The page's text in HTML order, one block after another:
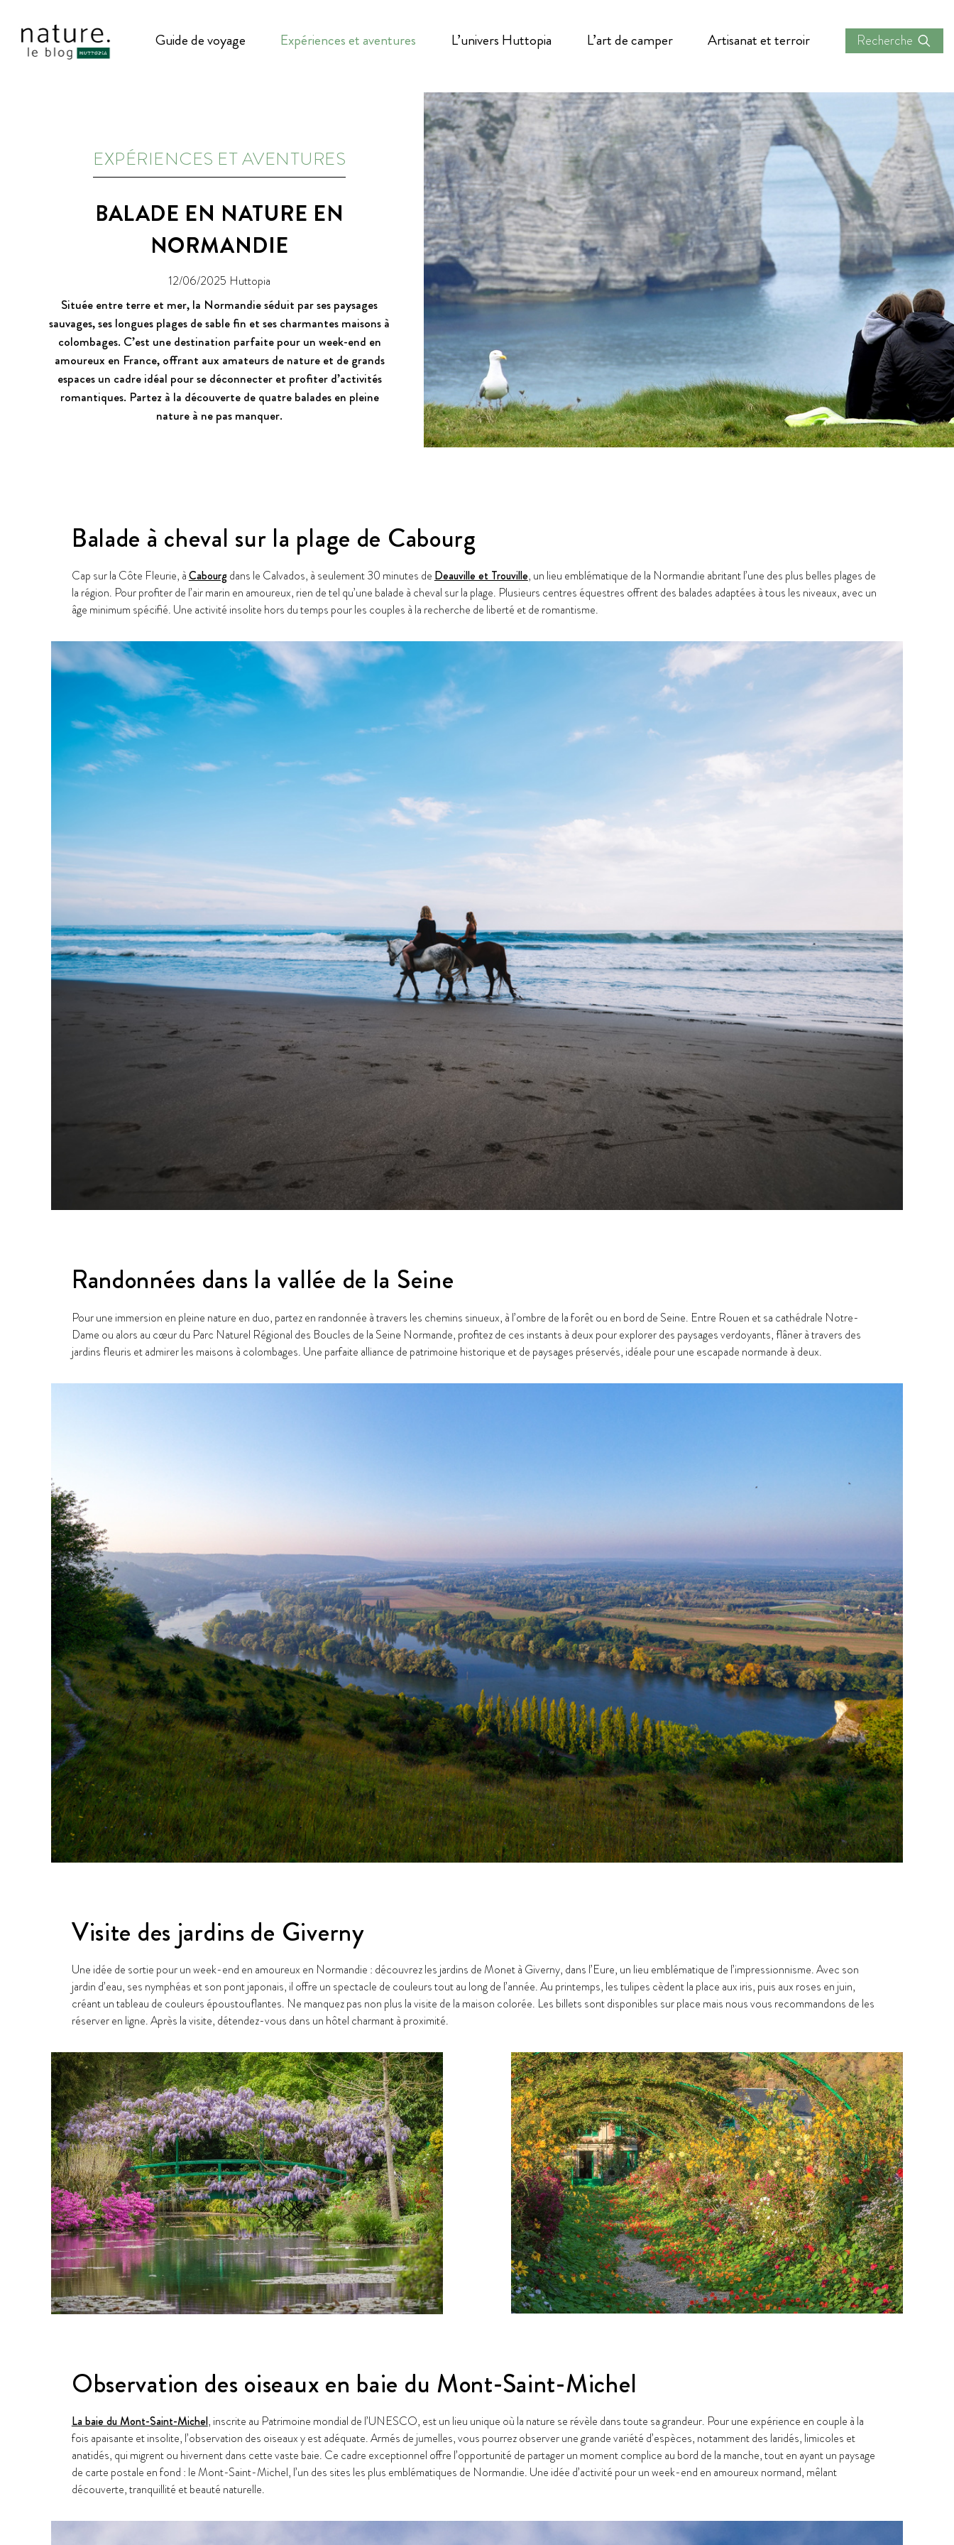
Guide de voyage Expériences et aventures L’univers Huttopia L’art de camper Artisanat et terroir Recherche
EXPÉRIENCES ET AVENTURES
BALADE EN NATURE EN
NORMANDIE
12/06/2025 Huttopia
Située entre terre et mer, la Normandie séduit par ses paysages
sauvages, ses longues plages de sable fin et ses charmantes maisons à
colombages. C’est une destination parfaite pour un week-end en
amoureux en France, offrant aux amateurs de nature et de grands
espaces un cadre idéal pour se déconnecter et profiter d’activités
romantiques. Partez à la découverte de quatre balades en pleine
nature à ne pas manquer.
Balade à cheval sur la plage de Cabourg
Cap sur la Côte Fleurie, àCabourg dans le Calvados, à seulement 30 minutes de Deauville et Trouville, un lieu emblématique de la Normandie abritant l’une des plus belles plages de
la région. Pour profiter de l’air marin en amoureux, rien de tel qu’une balade à cheval sur la plage. Plusieurs centres équestres offrent des balades adaptées à tous les niveaux, avec un
âge minimum spécifié. Une activité insolite hors du temps pour les couples à la recherche de liberté et de romantisme.
Randonnées dans la vallée de la Seine
Pour une immersion en pleine nature en duo, partez en randonnée à travers les chemins sinueux, à l’ombre de la forêt ou en bord de Seine. Entre Rouen et sa cathédrale Notre-
Dame ou alors au cœur du Parc Naturel Régional des Boucles de la Seine Normande, profitez de ces instants à deux pour explorer des paysages verdoyants, flâner à travers des
jardins fleuris et admirer les maisons à colombages. Une parfaite alliance de patrimoine historique et de paysages préservés, idéale pour une escapade normande à deux.
Visite des jardins de Giverny
Une idée de sortie pour un week-end en amoureux en Normandie : découvrez les jardins de Monet à Giverny, dans l’Eure, un lieu emblématique de l’impressionnisme. Avec son
jardin d’eau, ses nymphéas et son pont japonais, il offre un spectacle de couleurs tout au long de l’année. Au printemps, les tulipes cèdent la place aux iris, puis aux roses en juin,
créant un tableau de couleurs époustouflantes. Ne manquez pas non plus la visite de la maison colorée. Les billets sont disponibles sur place mais nous vous recommandons de les
réserver en ligne. Après la visite, détendez-vous dans un hôtel charmant à proximité.
Observation des oiseaux en baie du Mont-Saint-Michel
La baie du Mont-Saint-Michel, inscrite au Patrimoine mondial de l’UNESCO, est un lieu unique où la nature se révèle dans toute sa grandeur. Pour une expérience en couple à la
fois apaisante et insolite, l’observation des oiseaux y est adéquate. Armés de jumelles, vous pourrez observer une grande variété d’espèces, notamment des laridés, limicoles et
anatidés, qui migrent ou hivernent dans cette vaste baie. Ce cadre exceptionnel offre l’opportunité de partager un moment complice au bord de la manche, tout en ayant un paysage
de carte postale en fond : le Mont-Saint-Michel, l’un des sites les plus emblématiques de Normandie. Une idée d’activité pour un week-end en amoureux normand, mêlant
découverte, tranquillité et beauté naturelle.